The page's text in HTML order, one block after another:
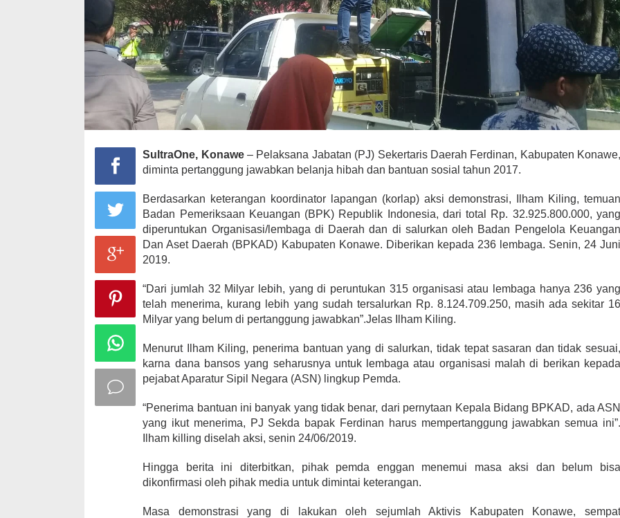
SultraOne, Konawe– Pelaksana Jabatan (PJ) Sekertaris Daerah Ferdinan, Kabupaten Konawe,
diminta pertanggung jawabkan belanja hibah dan bantuan sosial tahun 2017.
Berdasarkan keterangan koordinator lapangan (korlap) aksi demonstrasi, Ilham Kiling, temuan
Badan Pemeriksaan Keuangan (BPK) Republik Indonesia, dari total Rp. 32.925.800.000, yang
diperuntukan Organisasi/lembaga di Daerah dan di salurkan oleh Badan Pengelola Keuangan
Dan Aset Daerah (BPKAD) Kabupaten Konawe. Diberikan kepada 236 lembaga. Senin, 24 Juni
2019.
“Dari jumlah 32 Milyar lebih, yang di peruntukan 315 organisasi atau lembaga hanya 236 yang
telah menerima, kurang lebih yang sudah tersalurkan Rp. 8.124.709.250, masih ada sekitar 16
Milyar yang belum di pertanggung jawabkan”.Jelas Ilham Kiling.
Menurut Ilham Kiling, penerima bantuan yang di salurkan, tidak tepat sasaran dan tidak sesuai,
karna dana bansos yang seharusnya untuk lembaga atau organisasi malah di berikan kepada
pejabat Aparatur Sipil Negara (ASN) lingkup Pemda.
“Penerima bantuan ini banyak yang tidak benar, dari pernytaan Kepala Bidang BPKAD, ada ASN
yang ikut menerima, PJ Sekda bapak Ferdinan harus mempertanggung jawabkan semua ini”.
Ilham killing diselah aksi, senin 24/06/2019.
Hingga berita ini diterbitkan, pihak pemda enggan menemui masa aksi dan belum bisa
dikonfirmasi oleh pihak media untuk dimintai keterangan.
Masa demonstrasi yang di lakukan oleh sejumlah Aktivis Kabupaten Konawe, sempat